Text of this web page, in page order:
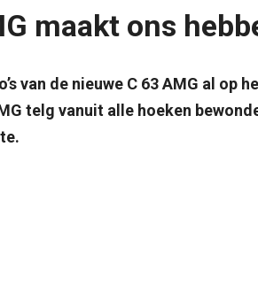
maakt ons
van de nieuwe C 63 AMG al op
telg vanuit alle hoeken